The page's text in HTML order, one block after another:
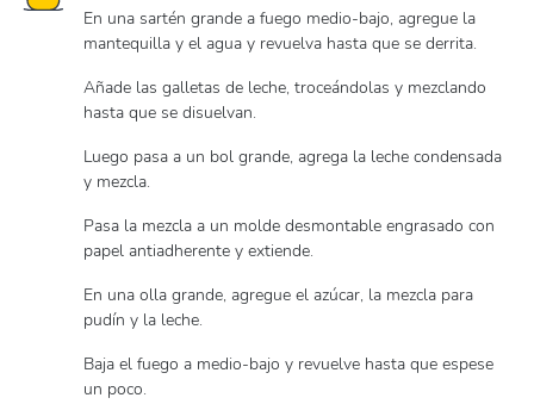
En una sartén grande a fuego medio-bajo, agregue la
mantequilla y el agua y revuelva hasta que se derrita.
Añade las galletas de leche, troceándolas y mezclando
hasta que se disuelvan.
Luego pasa a un bol grande, agrega la leche condensada
y mezcla.
Pasa la mezcla a un molde desmontable engrasado con
papel antiadherente y extiende.
En una olla grande, agregue el azúcar, la mezcla para
pudín y la leche.
Baja el fuego a medio-bajo y revuelve hasta que espese
un poco.